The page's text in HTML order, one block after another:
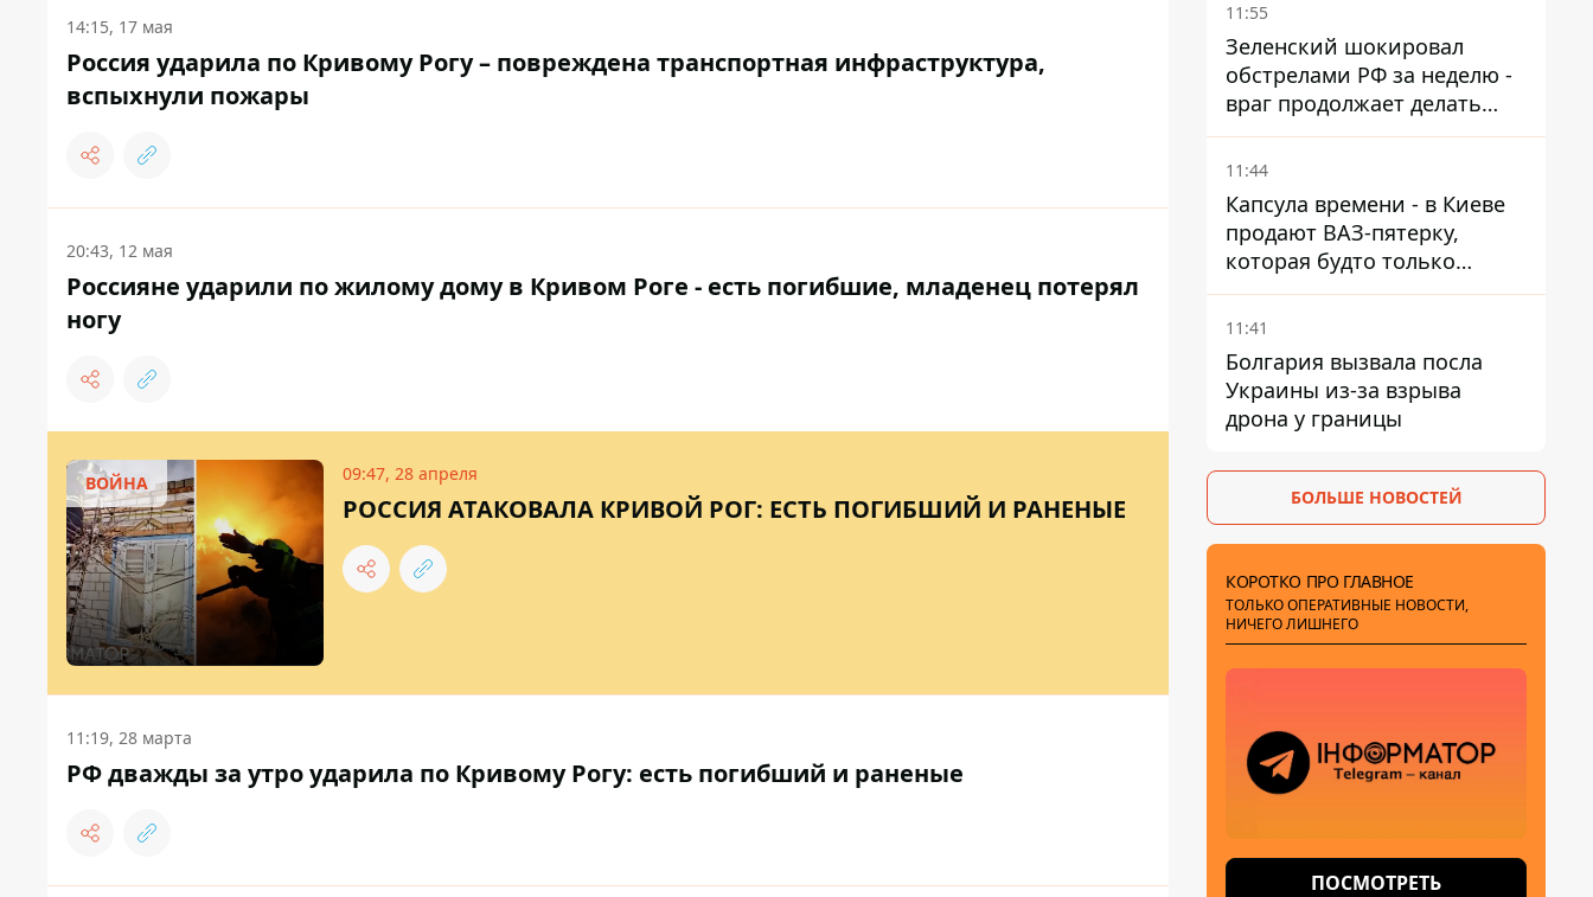
14:15, 17 мая
Россия ударила по Кривому Рогу – повреждена транспортная инфраструктура,
вспыхнули пожары
20:43, 12 мая
Россияне ударили по жилому дому в Кривом Роге - есть погибшие, младенец потерял
ногу
ВОЙНА 09:47, 28 апреля
РОССИЯ АТАКОВАЛА КРИВОЙ РОГ: ЕСТЬ ПОГИБШИЙ И РАНЕНЫЕ
11:19, 28 марта
РФ дважды за утро ударила по Кривому Рогу: есть погибший и раненые
11:55
Зеленский шокировал
обстрелами РФ за неделю -
враг продолжает делать
ставку на баллистический
террор
11:44
Капсула времени - в Киеве
продают ВАЗ-пятерку,
которая будто только
сошла с конвейера
11:41
Болгария вызвала посла
Украины из-за взрыва
дрона у границы
БОЛЬШЕ НОВОСТЕЙ
КОРОТКО ПРО ГЛАВНОЕ
ТОЛЬКО ОПЕРАТИВНЫЕ НОВОСТИ,
НИЧЕГО ЛИШНЕГО
ПОСМОТРЕТЬ